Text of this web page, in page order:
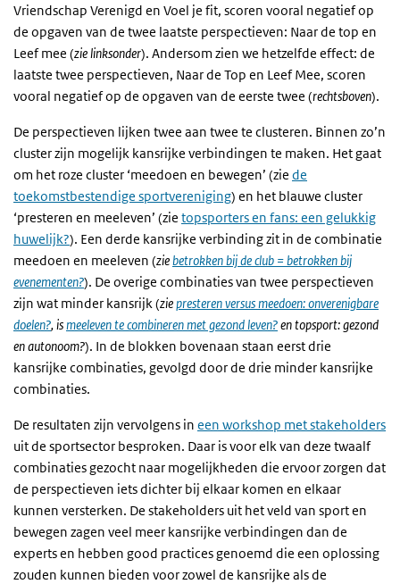
Vriendschap Verenigd en Voel je fit, scoren vooral negatief op
de opgaven van de twee laatste perspectieven: Naar de top en
Leef mee (zie linksonder). Andersom zien we hetzelfde effect: de
laatste twee perspectieven, Naar de Top en Leef Mee, scoren
vooral negatief op de opgaven van de eerste twee (rechtsboven).
De perspectieven lijken twee aan twee te clusteren. Binnen zo’n
cluster zijn mogelijk kansrijke verbindingen te maken. Het gaat
om het roze cluster ‘meedoen en bewegen’ (zie de
toekomstbestendige sportvereniging) en het blauwe cluster
‘presteren en meeleven’ (zie topsporters en fans: een gelukkig
huwelijk?). Een derde kansrijke verbinding zit in de combinatie
meedoen en meeleven (ziebetrokken bij de club = betrokken bij
evenementen?). De overige combinaties van twee perspectieven
zijn wat minder kansrijk (ziepresteren versus meedoen: onverenigbare
doelen?, ismeeleven te combineren met gezond leven?en topsport: gezond
en autonoom?). In de blokken bovenaan staan eerst drie
kansrijke combinaties, gevolgd door de drie minder kansrijke
combinaties.
De resultaten zijn vervolgens in een workshop met stakeholders
uit de sportsector besproken. Daar is voor elk van deze twaalf
combinaties gezocht naar mogelijkheden die ervoor zorgen dat
de perspectieven iets dichter bij elkaar komen en elkaar
kunnen versterken. De stakeholders uit het veld van sport en
bewegen zagen veel meer kansrijke verbindingen dan de
experts en hebben good practices genoemd die een oplossing
zouden kunnen bieden voor zowel de kansrijke als de